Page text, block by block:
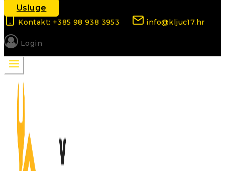
Usluge
Kontakt: +385 98 938 3953 info@kljuc17.hr
Login